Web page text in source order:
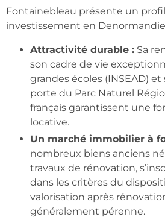
Fontainebleau présente un
investissement en
Attractivité durable : Sa
son cadre de vie
grandes écoles (INSEAD)
porte du Parc Naturel
français garantissent une
locative.
Un marché immobilier à
nombreux biens anciens
travaux de rénovation,
dans les critères du
valorisation après
généralement pérenne.